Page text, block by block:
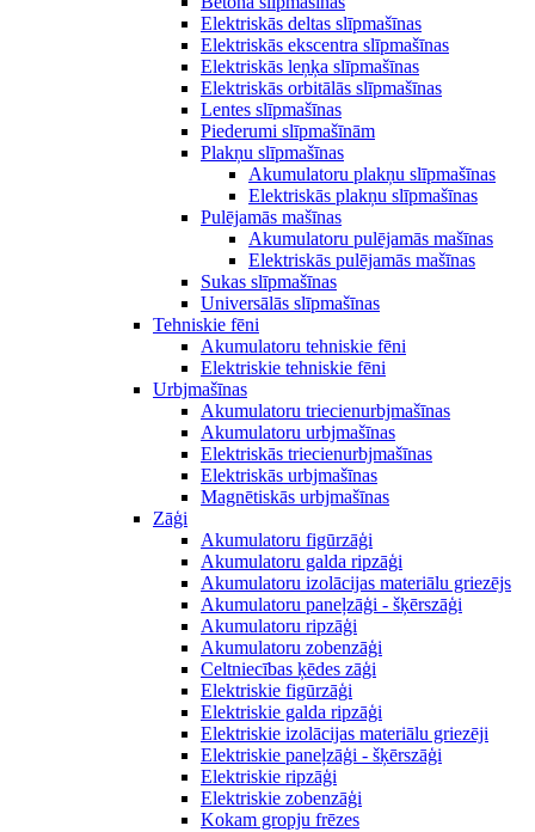
Elektriskās deltas slīpmašīnas
Elektriskās ekscentra slīpmašīnas
Elektriskās leņķa slīpmašīnas
Elektriskās orbitālās slīpmašīnas
Lentes slīpmašīnas
Piederumi slīpmašīnām
Plakņu slīpmašīnas
Akumulatoru plakņu slīpmašīnas
Elektriskās plakņu slīpmašīnas
Pulējamās mašīnas
Akumulatoru pulējamās mašīnas
Elektriskās pulējamās mašīnas
Sukas slīpmašīnas
Universālās slīpmašīnas
Tehniskie fēni
Akumulatoru tehniskie fēni
Elektriskie tehniskie fēni
Urbjmašīnas
Akumulatoru triecienurbjmašīnas
Akumulatoru urbjmašīnas
Elektriskās triecienurbjmašīnas
Elektriskās urbjmašīnas
Magnētiskās urbjmašīnas
Zāģi
Akumulatoru figūrzāģi
Akumulatoru galda ripzāģi
Akumulatoru izolācijas materiālu griezējs
Akumulatoru paneļzāģi - šķērszāģi
Akumulatoru ripzāģi
Akumulatoru zobenzāģi
Celtniecības ķēdes zāģi
Elektriskie figūrzāģi
Elektriskie galda ripzāģi
Elektriskie izolācijas materiālu griezēji
Elektriskie paneļzāģi - šķērszāģi
Elektriskie ripzāģi
Elektriskie zobenzāģi
Kokam gropju frēzes